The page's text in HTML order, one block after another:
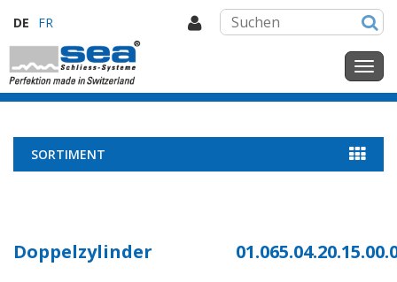
DE FR
SORTIMENT
Doppelzylinder